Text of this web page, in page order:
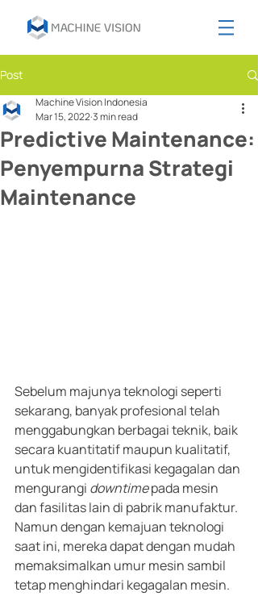
Post
Predictive Maintenance:
Penyempurna Strategi
Maintenance
Machine Vision Indonesia
Mar 15, 20223 min read
Sebelum majunya teknologi seperti
sekarang, banyak profesional telah
menggabungkan berbagai teknik, baik
secara kuantitatif maupun kualitatif,
untuk mengidentifikasi kegagalan dan
mengurangi downtime pada mesin
dan fasilitas lain di pabrik manufaktur.
Namun dengan kemajuan teknologi
saat ini, mereka dapat dengan mudah
memaksimalkan umur mesin sambil
tetap menghindari kegagalan mesin.